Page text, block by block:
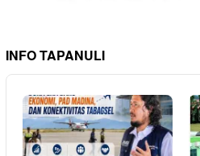
INFO TAPANULI